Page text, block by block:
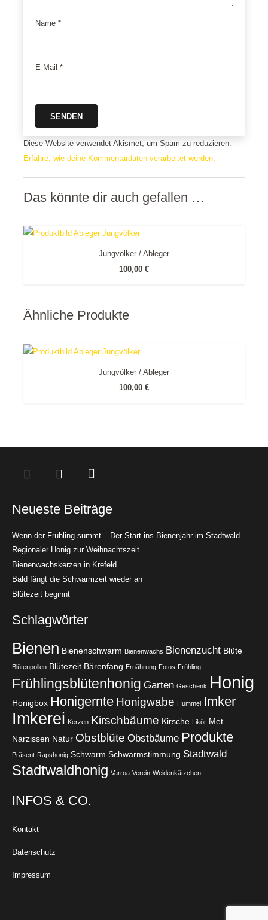
Name *
E-Mail *
Diese Website verwendet Akismet, um Spam zu reduzieren.
Erfahre, wie deine Kommentardaten verarbeitet werden.
Das könnte dir auch gefallen …
Jungvölker / Ableger
100,00 €
Ähnliche Produkte
Jungvölker / Ableger
100,00 €
Neueste Beiträge
Wenn der Frühling summt – Der Start ins Bienenjahr im Stadtwald
Regionaler Honig zur Weihnachtszeit
Bienenwachskerzen in Krefeld
Bald fängt die Schwarmzeit wieder an
Blütezeit beginnt
Schlagwörter
Bienen Bienenschwarm Bienenwachs Bienenzucht Blüte
Blütenpollen Blütezeit Bärenfang Ernährung Fotos Frühling
Frühlingsblütenhonig Garten Geschenk Honig
Honigbox Honigernte Honigwabe Hummel Imker
Imkerei Kerzen Kirschbäume Kirsche Likör Met
Narzissen Natur Obstblüte Obstbäume Produkte
Präsent Rapshonig Schwarm Schwarmstimmung Stadtwald
Stadtwaldhonig Varroa Verein Weidenkätzchen
INFOS & CO.
Kontakt
Datenschutz
Impressum